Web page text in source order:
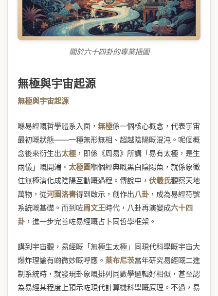
關於六十四卦的專業插圖
無極與宇宙起源
無極與宇宙起源
喺易經嘅哲學體系入面， 無極係一個核心概念，代表宇宙
最初嘅狀態——一種無形無相、超越陰陽嘅混沌。呢個概
念後來衍生出太極 ，即係《周易》所講「易有太極，是生
兩儀」嘅開端。 太極圖嗰個經典嘅黑白陰陽魚，就係象徵
住無極演化成陰陽互動嘅過程。傳說中， 伏羲氏觀察天地
萬物，從河圖洛書得到啟示，創作出八卦 ，成為易經符號
系統嘅基礎。而到咗周文王時代，八卦再演變成六十四
卦 ，進一步完善咗易經嘅占卜同哲學框架。
講到宇宙觀，易經嘅「無極生太極」同現代科學嘅宇宙大
爆炸理論有啲微妙嘅呼應。 萊布尼茨當年研究易經嘅二進
制系統時，就發現卦象嘅排列同數學邏輯好相似，甚至認
為易經某程度上預示咗現代計算機科學嘅原理。不過，易